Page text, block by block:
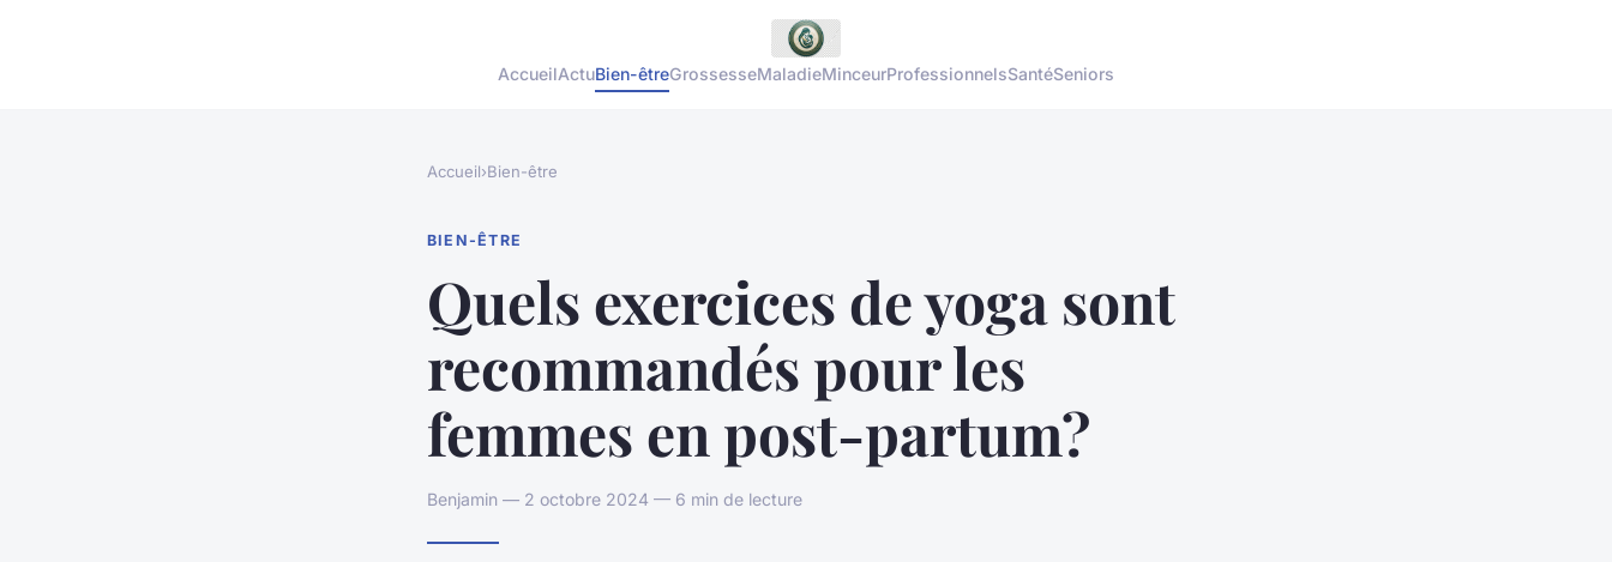
AccueilActuBien-êtreGrossesseMaladieMinceurProfessionnelsSantéSeniors
Accueil›Bien-être
BIEN-ÊTRE
Quels exercices de yoga sont
recommandés pour les
femmes en post-partum?
Benjamin — 2 octobre 2024 — 6 min de lecture